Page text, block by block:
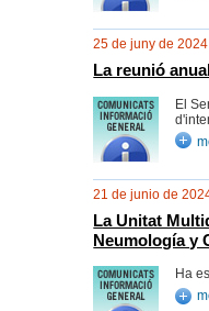
25 de juny de
La reunió
El
21 de junio de
La Unitat
Neumología y
Ha